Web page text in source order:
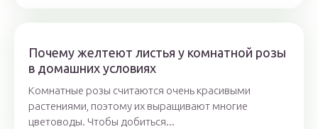
Почему желтеют листья у комнатной розы
в домашних условиях
Комнатные розы считаются очень красивыми
растениями, поэтому их выращивают многие
цветоводы. Чтобы добиться...